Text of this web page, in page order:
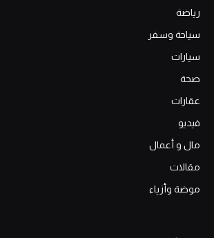
رياضة
سياحة وسفر
سيارات
صحة
عقارات
فيديو
مال و أعمال
مقالات
موضة وأزياء